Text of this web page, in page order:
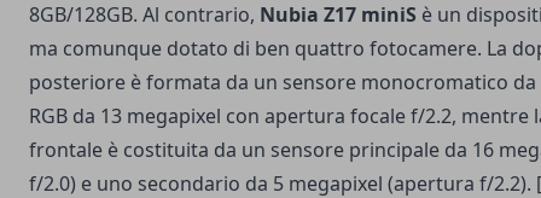
8GB/128GB. Al contrario, Nubia Z17 miniS è un
ma comunque dotato di ben quattro fotocamere. La
posteriore è formata da un sensore monocromatico da
RGB da 13 megapixel con apertura focale f/2.2,
frontale è costituita da un sensore principale da 16
f/2.0) e uno secondario da 5 megapixel (apertura f/2.2).